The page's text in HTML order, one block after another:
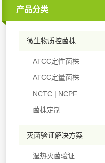
产品分类
微生物质控菌株
ATCC定性菌株
ATCC定量菌株
NCTC | NCPF
菌株定制
灭菌验证解决方案
湿热灭菌验证